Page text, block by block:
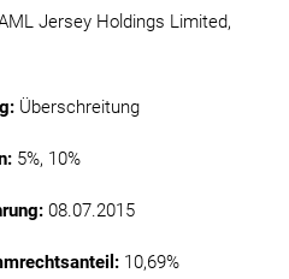
Jersey Holdings Limited,
Überschreitung
5%, 10%
08.07.2015
10,69%